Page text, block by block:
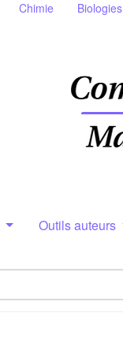
Chimie Biologies
Outils auteurs